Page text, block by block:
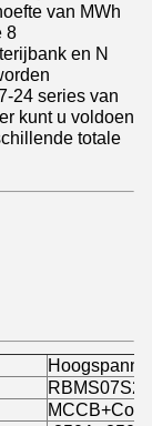
van MWh
8
en N
24 series van
kunt u voldoen
totale